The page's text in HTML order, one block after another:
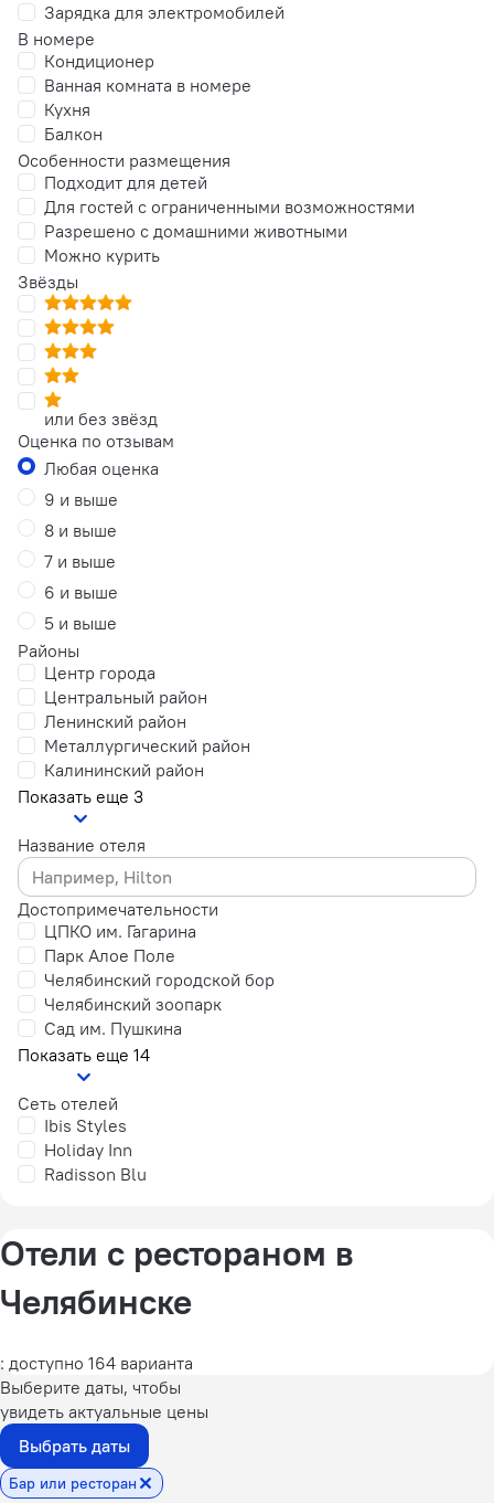
Зарядка для электромобилей
В номере
Кондиционер
Ванная комната в номере
Кухня
Балкон
Особенности размещения
Подходит для детей
Для гостей с ограниченными возможностями
Разрешено с домашними животными
Можно курить
Звёзды
или без звёзд
Оценка по отзывам
Любая оценка
9 и выше
8 и выше
7 и выше
6 и выше
5 и выше
Районы
Центр города
Центральный район
Ленинский район
Металлургический район
Калининский район
Показать еще 3
Название отеля
Достопримечательности
ЦПКО им. Гагарина
Парк Алое Поле
Челябинский городской бор
Челябинский зоопарк
Сад им. Пушкина
Показать еще 14
Сеть отелей
Ibis Styles
Holiday Inn
Radisson Blu
Отели с рестораном в
Челябинске
: доступно 164 варианта
Выберите даты, чтобы
увидеть актуальные цены
Выбрать даты
Бар или ресторан